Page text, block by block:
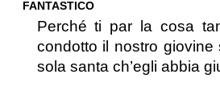
FANTASTICO
Perché ti par la cosa
condotto il nostro giovine
sola santa ch’egli abbia